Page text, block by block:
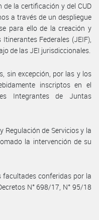
la certificación y del CUD
a través de un despliegue
para ello de la creación y
Federales (JEIF),
de las JEI jurisdiccionales.
sin excepción, por las y los
inscriptos en el
Integrantes de Juntas
Regulación de Servicios y la
la intervención de su
facultades conferidas por la
N° 698/17, N° 95/18